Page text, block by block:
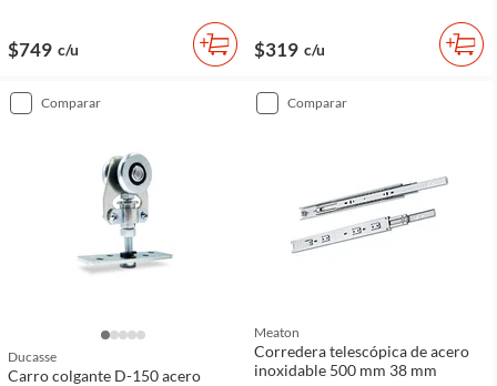
$749 c/u $319 c/u
comparar
Ducasse
Carro colgante D-150 acero
comparar
Meaton
Corredera telescópica de acero
inoxidable 500 mm 38 mm